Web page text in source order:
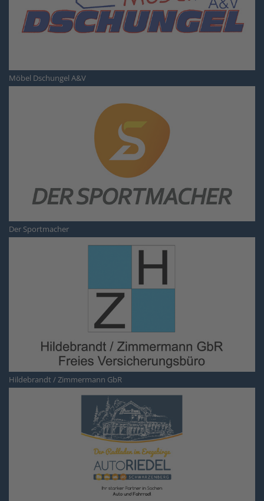
Möbel Dschungel A&V
Der Sportmacher
Hildebrandt / Zimmermann GbR